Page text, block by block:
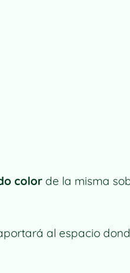
color de la misma
al espacio